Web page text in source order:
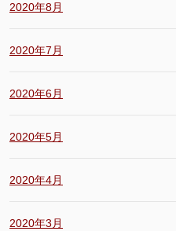
2020年8月
2020年7月
2020年6月
2020年5月
2020年4月
2020年3月